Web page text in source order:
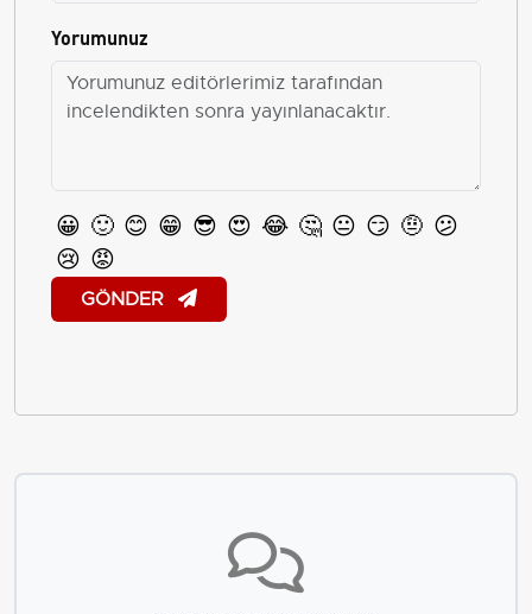
Yorumunuz
😀 🙂 😊 😁 😎 😍 😂 🤔 😐 😏 🤨 😕
😢 😡
GÖNDER